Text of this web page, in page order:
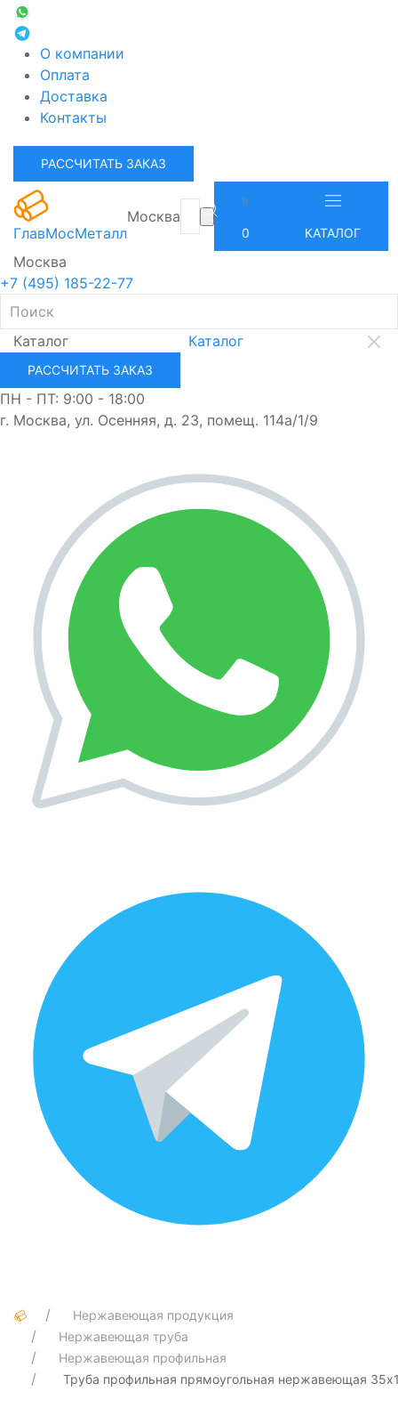
О компании
Оплата
Доставка
Контакты
РАССЧИТАТЬ ЗАКАЗ
ГлавМосМеталл
Москва
0 КАТАЛОГ
Москва
+7 (495) 185-22-77
Каталог Каталог
РАССЧИТАТЬ ЗАКАЗ
ПН - ПТ: 9:00 - 18:00
г. Москва, ул. Осенняя, д. 23, помещ. 114а/1/9
Нержавеющая продукция
Нержавеющая труба
Нержавеющая профильная
Труба профильная прямоугольная нержавеющая